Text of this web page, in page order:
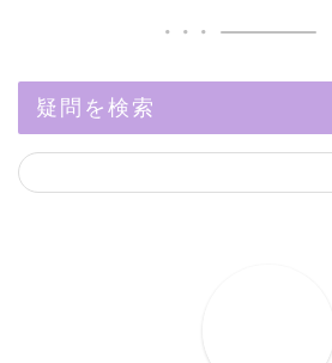
疑問を検索